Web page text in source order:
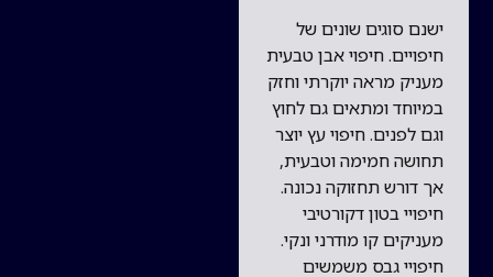
ישנם סוגים שונים של
חיפויים. חיפוי אבן טבעית
מעניק מראה יוקרתי וחזק
במיוחד ומתאים גם לחוץ
וגם לפנים. חיפוי עץ יוצר
תחושה חמימה וטבעית,
אך דורש תחזוקה נכונה.
חיפויי בטון דקורטיבי
מעניקים קו מודרני ונקי.
חיפויי גבס משמשים